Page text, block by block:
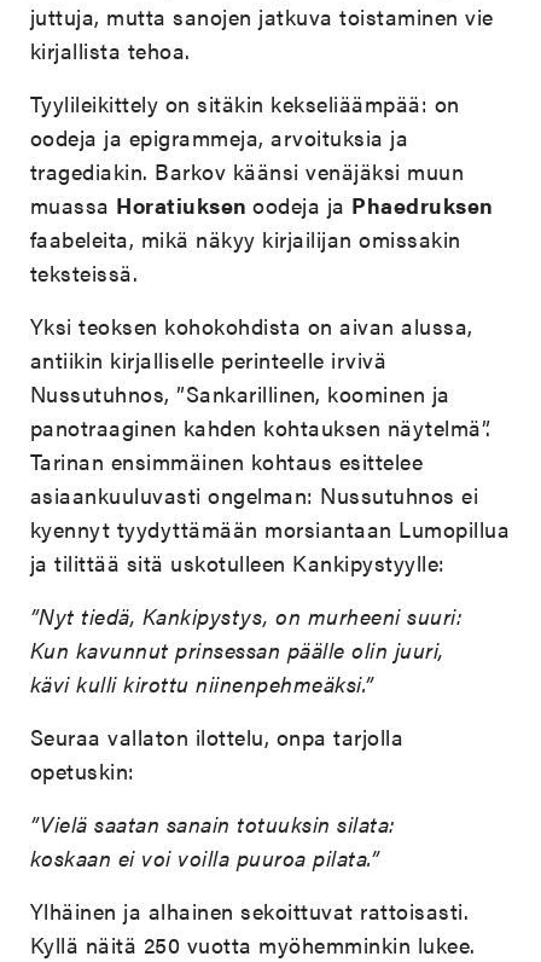
juttuja, mutta sanojen jatkuva toistaminen vie
kirjallista tehoa.
Tyylileikittely on sitäkin kekseliäämpää: on
oodeja ja epigrammeja, arvoituksia ja
tragediakin. Barkov käänsi venäjäksi muun
muassa Horatiuksenoodeja ja Phaedruksen
faabeleita, mikä näkyy kirjailijan omissakin
teksteissä.
Yksi teoksen kohokohdista on aivan alussa,
antiikin kirjalliselle perinteelle irvivä
Nussutuhnos, ”Sankarillinen, koominen ja
panotraaginen kahden kohtauksen näytelmä”.
Tarinan ensimmäinen kohtaus esittelee
asiaankuuluvasti ongelman: Nussutuhnos ei
kyennyt tyydyttämään morsiantaan Lumopillua
ja tilittää sitä uskotulleen Kankipystyylle:
”Nyt tiedä, Kankipystys, on murheeni suuri:
Kun kavunnut prinsessan päälle olin juuri,
kävi kulli kirottu niinenpehmeäksi.”
Seuraa vallaton ilottelu, onpa tarjolla
opetuskin:
”Vielä saatan sanain totuuksin silata:
koskaan ei voi voilla puuroa pilata.”
Ylhäinen ja alhainen sekoittuvat rattoisasti.
Kyllä näitä 250 vuotta myöhemminkin lukee.